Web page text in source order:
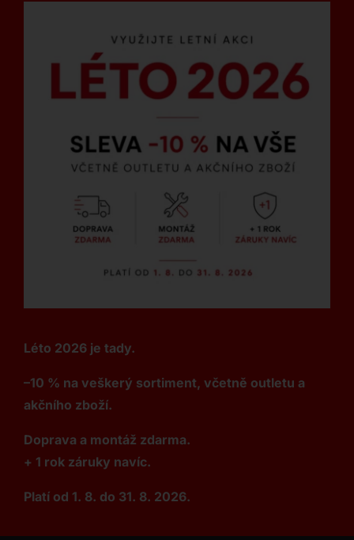
Léto 2026 je tady.
–10 % na veškerý sortiment, včetně outletu a
akčního zboží.
Doprava a montáž zdarma.
+ 1 rok záruky navíc.
Platí od 1. 8. do 31. 8. 2026.